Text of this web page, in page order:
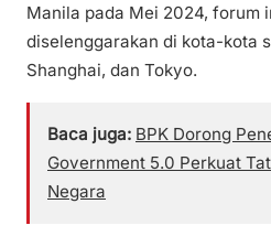
Manila pada Mei 2024, forum
diselenggarakan di kota-kota
Shanghai, dan Tokyo.
Baca juga: BPK Dorong
Government 5.0 Perkuat
Negara